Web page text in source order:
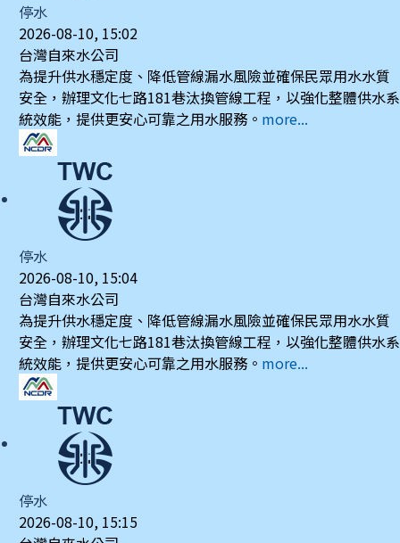
停水
2026-08-10, 15:02
台灣自來水公司
為提升供水穩定度、降低管線漏水風險並確保民眾用水水質
安全，辦理文化七路181巷汰換管線工程，以強化整體供水系
統效能，提供更安心可靠之用水服務。 more...
停水
2026-08-10, 15:04
台灣自來水公司
為提升供水穩定度、降低管線漏水風險並確保民眾用水水質
安全，辦理文化七路181巷汰換管線工程，以強化整體供水系
統效能，提供更安心可靠之用水服務。 more...
停水
2026-08-10, 15:15